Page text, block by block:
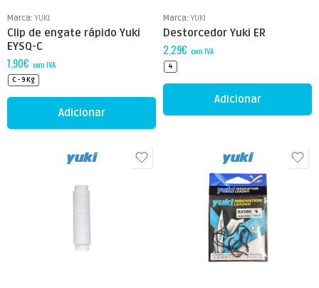
Marca: YUKI
Clip de engate rápido Yuki
EYSQ-C
1,90€ com IVA
C - 9 Kg
Adicionar
Marca: YUKI
Destorcedor Yuki ER
2,29€ com IVA
4
Adicionar